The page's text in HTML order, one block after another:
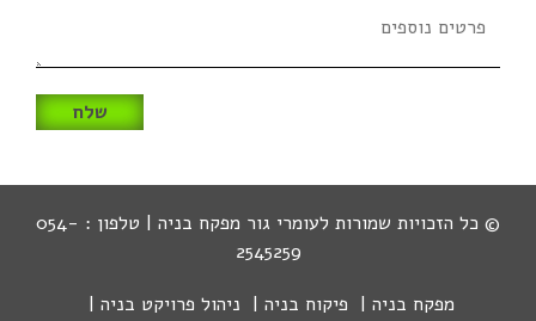
פרטים
© כל הזכויות שמורות לעומרי גור מפקח בניה | טלפון : 054-
2545259
מפקח בניה
פיקוח בניה
ניהול פרויקט בניה